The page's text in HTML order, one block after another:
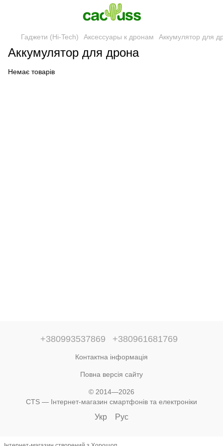
Гаджети (Hi-Tech) Аксессуары к дронам Аккумулятор для
Аккумулятор для дрона
Немає товарів
+380993537869 +380961681769
Контактна інформація
Повна версія сайту
© 2014—2026
CTS — Інтернет-магазин смартфонів та електроніки
Укр Рус